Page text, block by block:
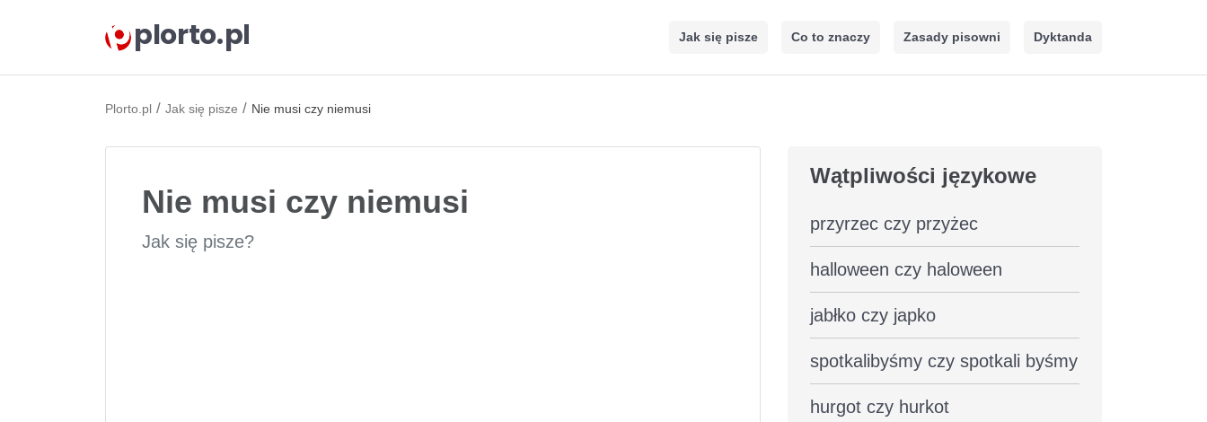
plorto.pl Jak się pisze Co to znaczy Zasady pisowni Dyktanda
Plorto.pl / Jak się pisze / Nie musi czy niemusi
Nie musi czy niemusi
Jak się pisze?
Wątpliwości językowe
przyrzec czy przyżec
halloween czy haloween
jabłko czy japko
spotkalibyśmy czy spotkali byśmy
hurgot czy hurkot